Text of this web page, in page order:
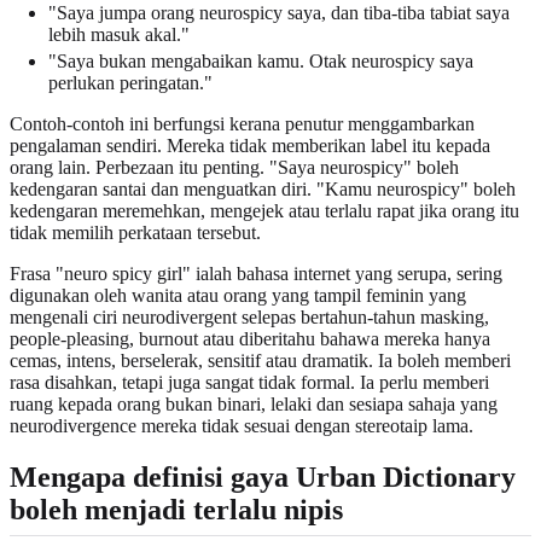
"Saya jumpa orang neurospicy saya, dan tiba-tiba tabiat saya
lebih masuk akal."
"Saya bukan mengabaikan kamu. Otak neurospicy saya
perlukan peringatan."
Contoh-contoh ini berfungsi kerana penutur menggambarkan
pengalaman sendiri. Mereka tidak memberikan label itu kepada
orang lain. Perbezaan itu penting. "Saya neurospicy" boleh
kedengaran santai dan menguatkan diri. "Kamu neurospicy" boleh
kedengaran meremehkan, mengejek atau terlalu rapat jika orang itu
tidak memilih perkataan tersebut.
Frasa "neuro spicy girl" ialah bahasa internet yang serupa, sering
digunakan oleh wanita atau orang yang tampil feminin yang
mengenali ciri neurodivergent selepas bertahun-tahun masking,
people-pleasing, burnout atau diberitahu bahawa mereka hanya
cemas, intens, berselerak, sensitif atau dramatik. Ia boleh memberi
rasa disahkan, tetapi juga sangat tidak formal. Ia perlu memberi
ruang kepada orang bukan binari, lelaki dan sesiapa sahaja yang
neurodivergence mereka tidak sesuai dengan stereotaip lama.
Mengapa definisi gaya Urban Dictionary
boleh menjadi terlalu nipis